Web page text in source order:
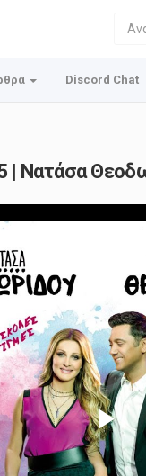
Discord Chat
| Νατάσα